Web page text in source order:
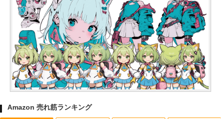
Amazon 売れ筋ランキング